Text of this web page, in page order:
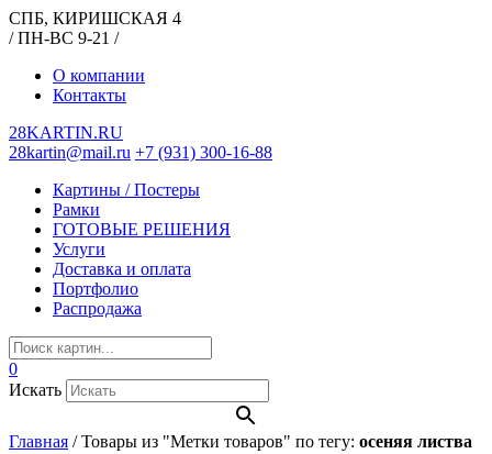
СПБ, КИРИШСКАЯ 4
/ ПН-ВС 9-21 /
О компании
Контакты
28KARTIN.RU
28kartin@mail.ru +7 (931) 300-16-88
Картины / Постеры
Рамки
ГОТОВЫЕ РЕШЕНИЯ
Услуги
Доставка и оплата
Портфолио
Распродажа
0
Искать
Главная /Товары из "Метки товаров" по тегу: осеняя листва